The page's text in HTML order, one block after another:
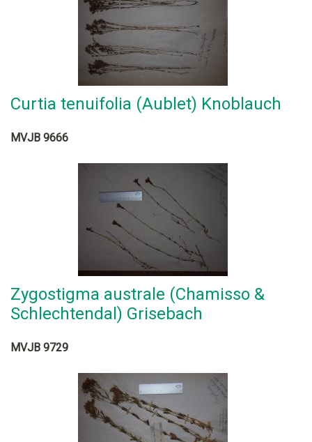
Curtia tenuifolia (Aublet) Knoblauch
MVJB 9666
Zygostigma australe (Chamisso &
Schlechtendal) Grisebach
MVJB 9729